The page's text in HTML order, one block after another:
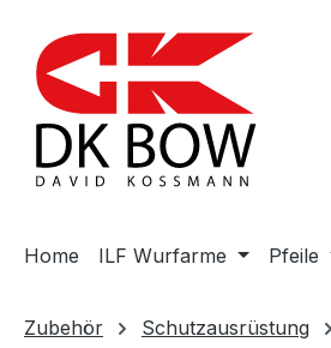
Hauptinhalt springen
Zur Suche springen
Zur Hauptnavigation springen
Home ILF Wurfarme Pfeile
Zubehör Schutzausrüstung